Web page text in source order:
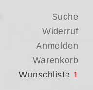
Suche
Widerruf
Anmelden
Warenkorb
Wunschliste 1